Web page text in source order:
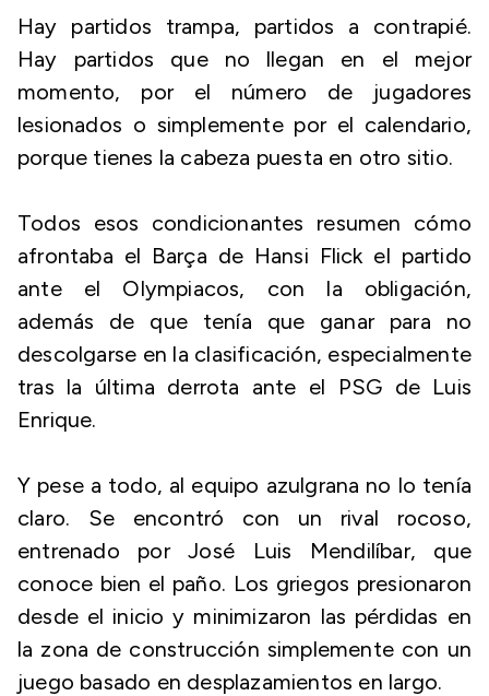
Hay partidos trampa, partidos a contrapié.
Hay partidos que no llegan en el mejor
momento, por el número de jugadores
lesionados o simplemente por el calendario,
porque tienes la cabeza puesta en otro sitio.
Todos esos condicionantes resumen cómo
afrontaba el Barça de Hansi Flick el partido
ante el Olympiacos, con la obligación,
además de que tenía que ganar para no
descolgarse en la clasificación, especialmente
tras la última derrota ante el PSG de Luis
Enrique.
Y pese a todo, al equipo azulgrana no lo tenía
claro. Se encontró con un rival rocoso,
entrenado por José Luis Mendilíbar, que
conoce bien el paño. Los griegos presionaron
desde el inicio y minimizaron las pérdidas en
la zona de construcción simplemente con un
juego basado en desplazamientos en largo.